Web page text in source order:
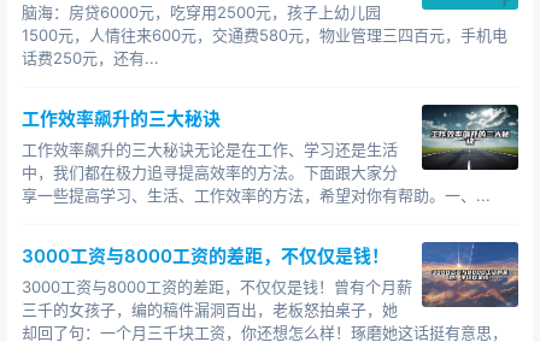
不大。
刚举例的一周看完10本书，帮喜欢的姑娘去买水，我
驱动力在驱使着我们去做。
而在平日里，我们本该看书却不看，本该学习却不
学，本该健身却不动，本该工作却偷懒，往往是因为没有
二是，认知受限而导致行动不自律、拖延。
我们之所以该做的事不做，之所以内在驱动力不足，
脑海：房贷6000元，吃穿用2500元，孩子上幼儿园
1500元，人情往来600元，交通费580元，物业管理三四百元，手机电
话费250元，还有...
工作效率飙升的三大秘诀
工作效率飙升的三大秘诀无论是在工作、学习还是生活
中，我们都在极力追寻提高效率的方法。下面跟大家分
享一些提高学习、生活、工作效率的方法，希望对你有帮助。一、...
3000工资与8000工资的差距，不仅仅是钱！
3000工资与8000工资的差距，不仅仅是钱！曾有个月薪
三千的女孩子，编的稿件漏洞百出，老板怒拍桌子，她
却回了句：一个月三千块工资，你还想怎么样！琢磨她这话挺有意思，